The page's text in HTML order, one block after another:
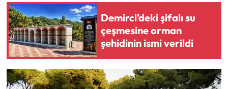
Demirci’deki şifalı su
çeşmesine orman
şehidinin ismi verildi